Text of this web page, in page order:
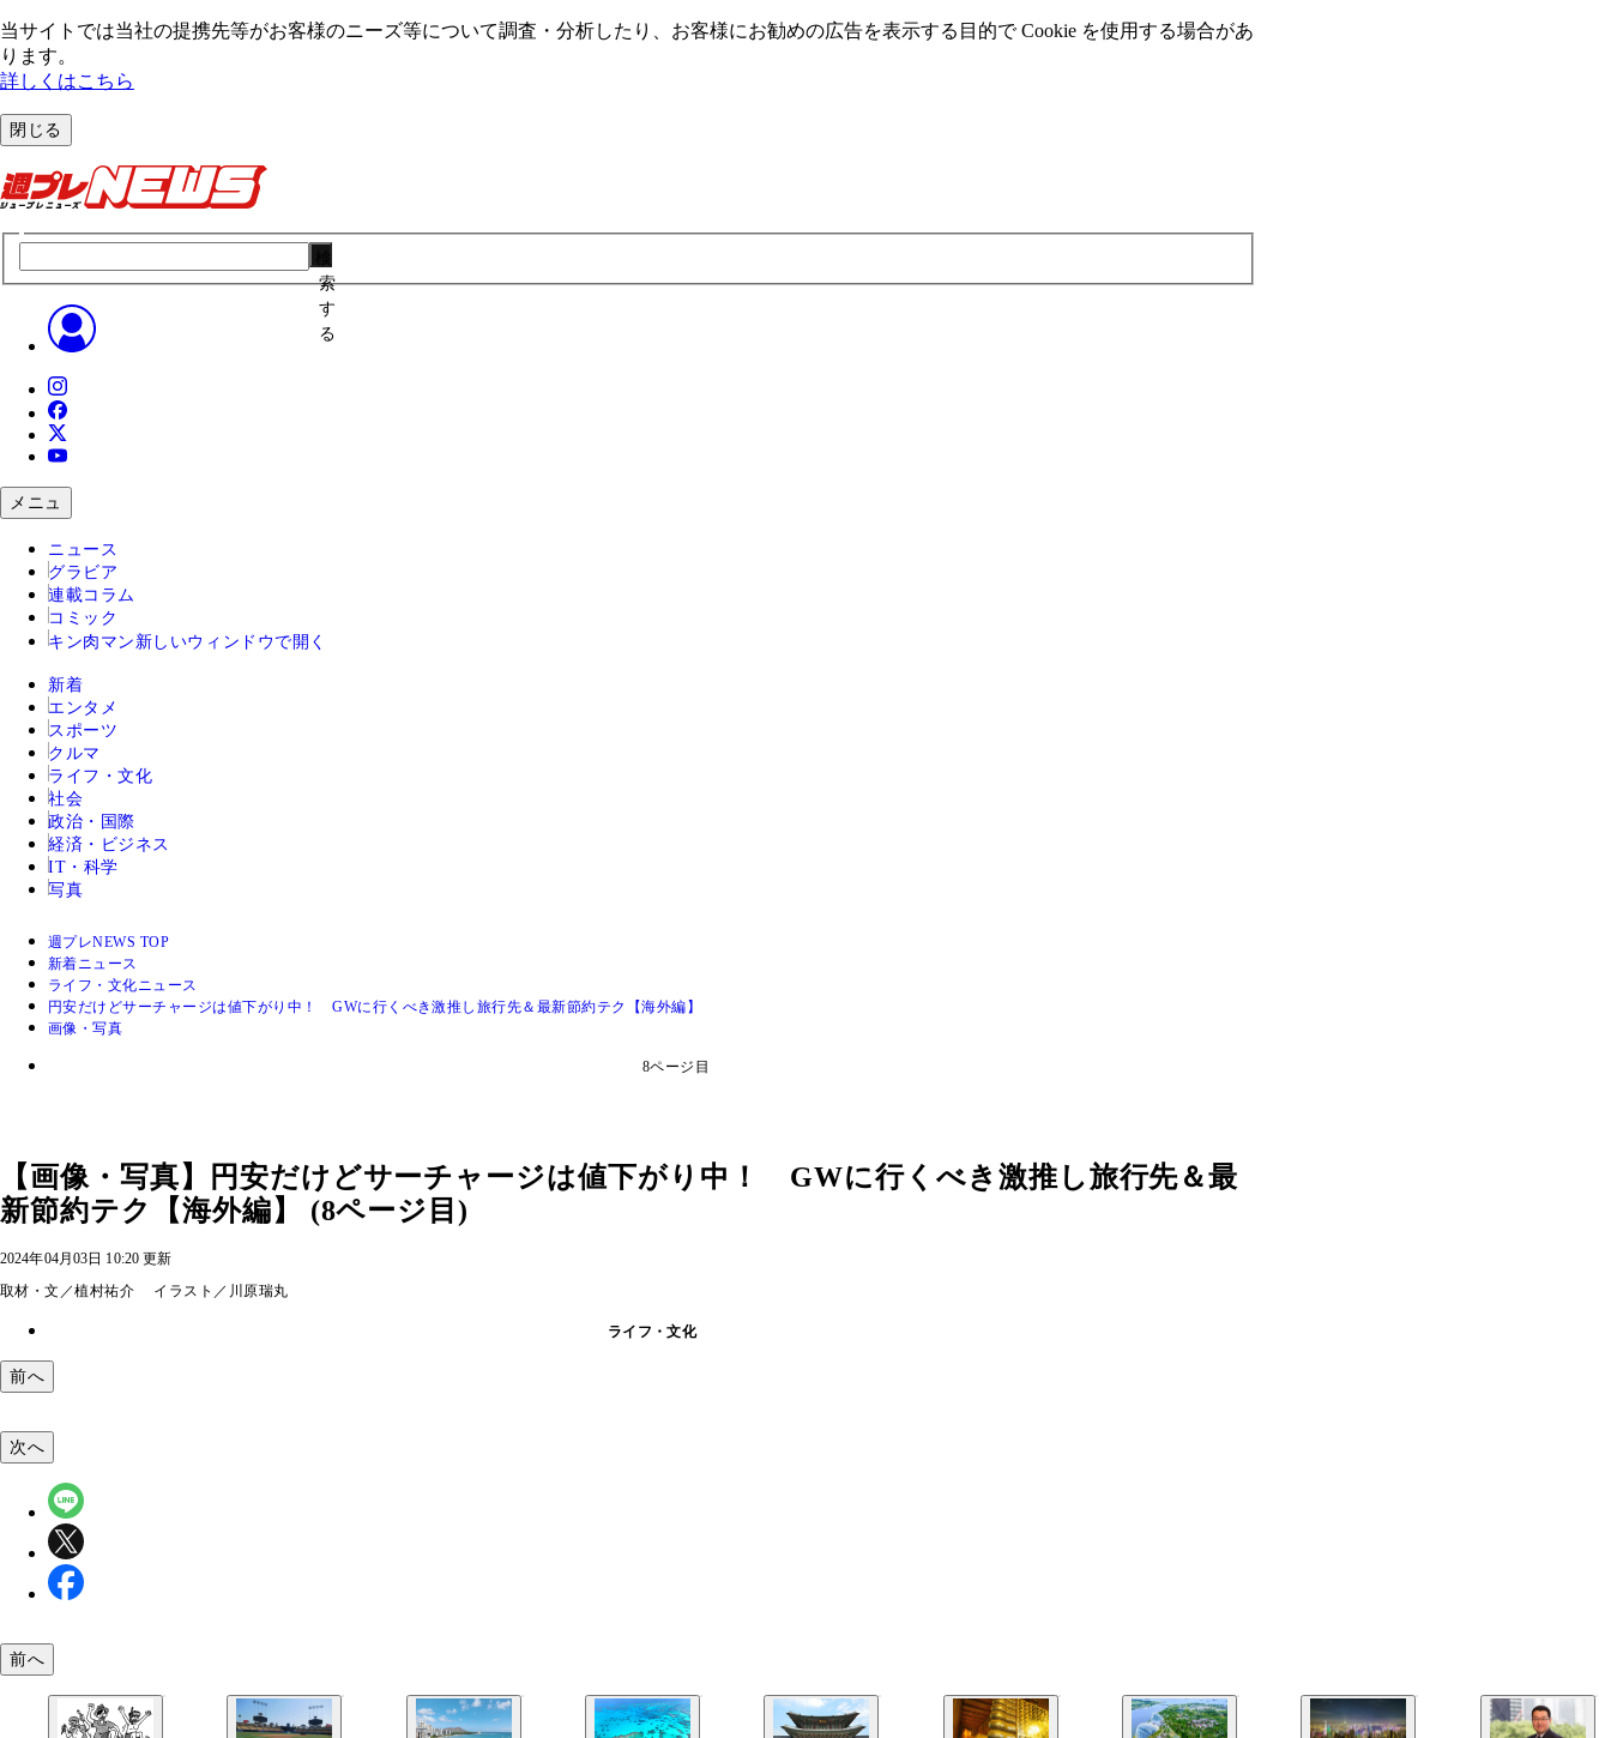
当サイトでは当社の提携先等がお客様のニーズ等について調査・分析したり、お客様にお勧めの広告を表⽰する⽬的で Cookie を使⽤する場合があ
ります。
詳しくはこちら
閉じる
索
す
る
メニュ
ニュース
グラビア
連載コラム
コミック
キン肉マン 新しいウィンドウで開く
新着
エンタメ
スポーツ
クルマ
ライフ・文化
社会
政治・国際
経済・ビジネス
IT・科学
写真
週プレNEWS TOP
新着ニュース
ライフ・文化ニュース
円安だけどサーチャージは値下がり中！ GWに行くべき激推し旅行先＆最新節約テク【海外編】
画像・写真
8ページ目
【画像・写真】円安だけどサーチャージは値下がり中！ GWに行くべき激推し旅行先＆最
新節約テク【海外編】 (8ページ目)
2024年04月03日 10:20 更新
取材・文／植村祐介 イラスト／川原瑞丸
ライフ・文化
前へ
次へ
前へ